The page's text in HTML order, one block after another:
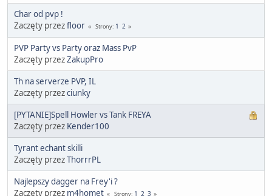
Char od pvp !
Zaczęty przezfloor Strony 1 2
PVP Party vs Party oraz Mass PvP
Zaczęty przezZakupPro
Th na serverze PVP, IL
Zaczęty przezciunky
[PYTANIE]Spell Howler vs Tank FREYA
Zaczęty przez Kender100
Tyrant echant skilli
Zaczęty przezThorrrPL
Najlepszy dagger na Frey'i ?
Zaczęty przez m4homet Strony 1 2 3